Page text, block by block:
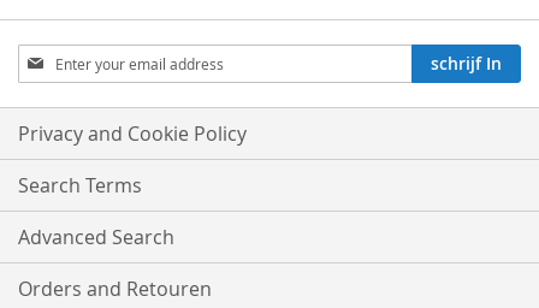
Aboneren
op
onze
nieuwsbrief:
schrijf In
Privacy and Cookie Policy
Search Terms
Advanced Search
Orders and Retouren